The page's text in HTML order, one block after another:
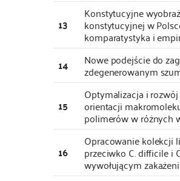
13
Konstytucyjne
konstytucyjnej w
komparatystyka i
14 Nowe podejście do
zdegenerowanym
15
Optymalizacja i
orientacji
polimerów w różnych
16
Opracowanie kolekcji
przeciwko C. difficile i
wywołującym